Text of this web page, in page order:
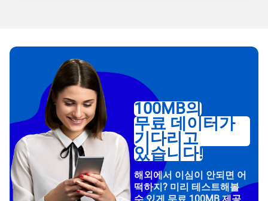
100MB의
무료 데이터가
기다리고
있습니다!
해외에서 이심이 안되면 어
떡하지? 미리 테스트해볼